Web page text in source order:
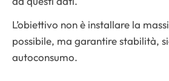
L’obiettivo non è installare la
possibile, ma garantire stabilità,
autoconsumo.